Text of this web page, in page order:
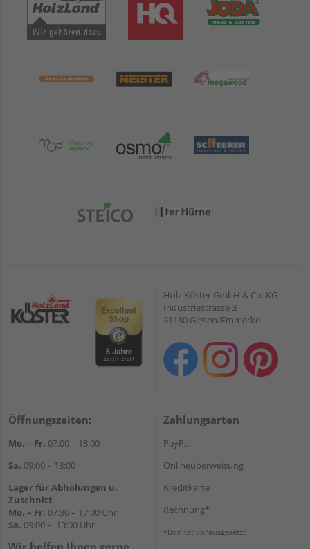
Holz Köster GmbH & Co. KG
Industriestrasse 3
31180 Giesen/Emmerke
Öffnungszeiten:
Mo. – Fr. 07:00 – 18:00
Sa. 09:00 – 13:00
Lager für Abholungen u.
Zuschnitt
Mo. – Fr. 07:30 – 17:00 Uhr
Sa. 09:00 – 13:00 Uhr
Wir helfen Ihnen gerne
Zahlungsarten
PayPal
Onlineüberweisung
Kreditkarte
Rechnung*
*Bonität vorausgesetzt